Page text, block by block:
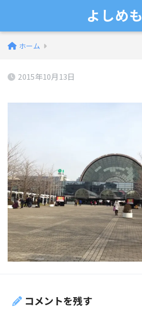
よしめも
ホーム
2015年10月13日
コメントを残す